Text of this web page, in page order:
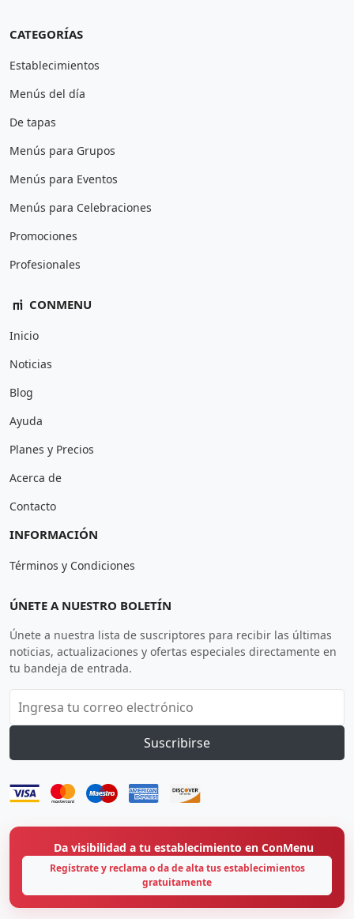
CATEGORÍAS
Establecimientos
Menús del día
De tapas
Menús para Grupos
Menús para Eventos
Menús para Celebraciones
Promociones
Profesionales
CONMENU
Inicio
Noticias
Blog
Ayuda
Planes y Precios
Acerca de
Contacto
INFORMACIÓN
Términos y Condiciones
ÚNETE A NUESTRO BOLETÍN
Únete a nuestra lista de suscriptores para recibir las últimas
noticias, actualizaciones y ofertas especiales directamente en
tu bandeja de entrada.
Suscribirse
Da visibilidad a tu establecimiento en ConMenu
Regístrate y reclama o da de alta tus establecimientos
gratuitamente